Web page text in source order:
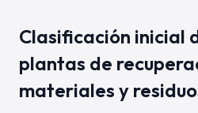
Clasificación inicial
plantas de
materiales y